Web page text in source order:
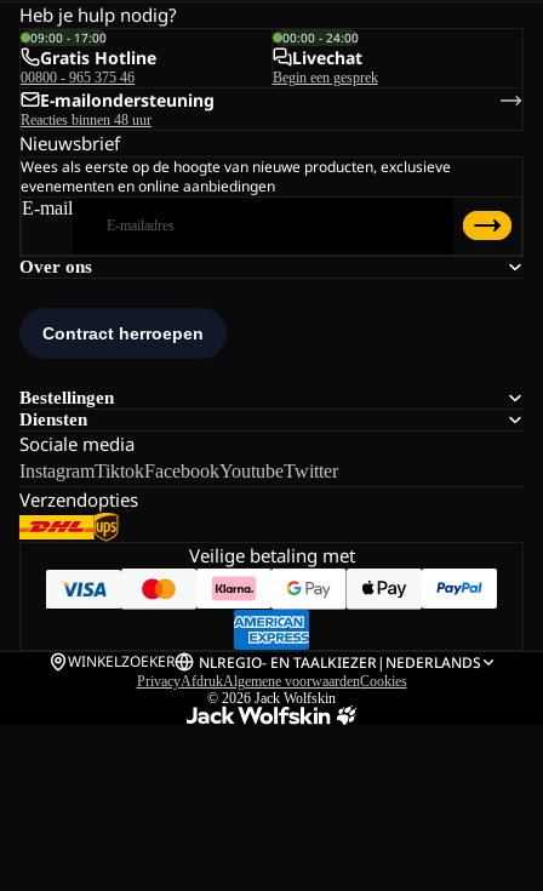
Over ons
Bestellingen
Diensten
Sociale media
InstagramTiktokFacebookYoutubeTwitter
Verzendopties
Heb je hulp nodig?
09:00 - 17:00
Gratis Hotline
00800 - 965 375 46
00:00 - 24:00
Livechat
Begin een gesprek
E-mailondersteuning
Reacties binnen 48 uur
Nieuwsbrief
Wees als eerste op de hoogte van nieuwe producten, exclusieve
evenementen en online aanbiedingen
E-mail
Veilige betaling met
WINKELZOEKER NLREGIO- EN TAALKIEZER| NEDERLANDS
PrivacyAfdrukAlgemene voorwaardenCookies
© 2026 Jack Wolfskin